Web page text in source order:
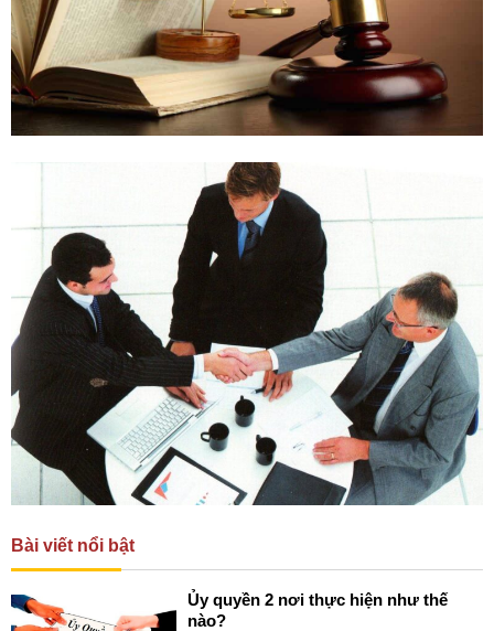
Bài viết nổi bật
Ủy quyền 2 nơi thực hiện như thế
nào?